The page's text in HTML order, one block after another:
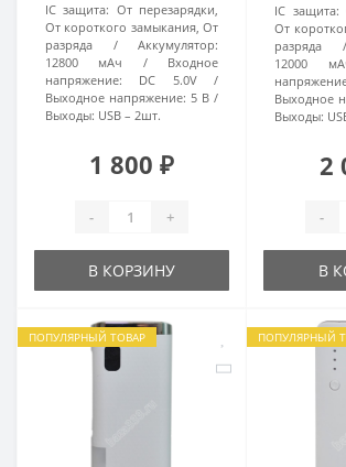
IC защита: От перезарядки,
От короткого замыкания, От
разряда
Аккумулятор:
12800 мАч
Входное
напряжение:
DC 5.0V
Выходное напряжение: 5 В
Выходы: USB – 2шт.
1 800 ₽
- +
В КОРЗИНУ
IC защита:
От
разряда
12000
Выходное
Выходы:
2
-
В
ПОПУЛЯРНЫЙ ТОВАР ПОПУЛЯРНЫЙ